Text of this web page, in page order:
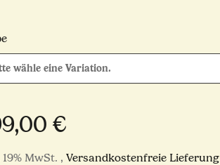
wähle eine Variation.
€
MwSt. , Versandkostenfreie Lieferung